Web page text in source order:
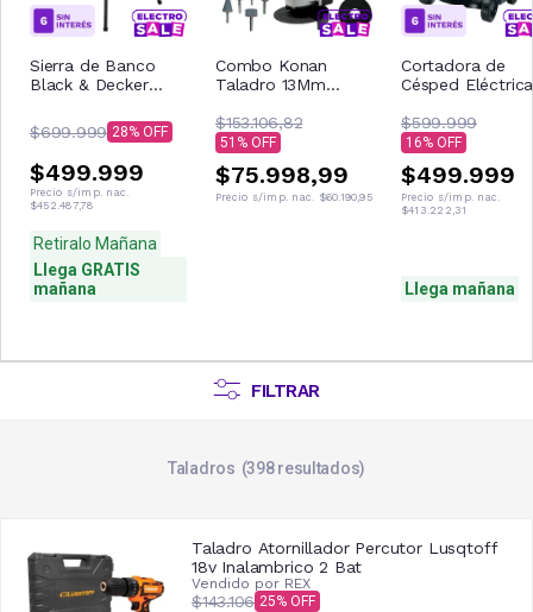
Sierra de Banco
Black & Decker
$699.999 28
$499.999
Precio s/imp. nac.
$452.487,78
Retiralo Mañana
Llega GRATIS
mañana
Combo Konan
Taladro 13Mm
115Mm 720W
$153.106,82
51
$75.998,99
Precio s/imp. nac. $60.190,95
Cortadora de
Césped Eléctrica
Decker GR3850-
$599.999
16
$499.999
Precio s/imp. nac.
$413.222,31
Llega mañana
FILTRAR
Taladros 398resultados
Taladro Atornillador Percutor Lusqtoff
18v Inalambrico 2 Bat
Vendido por REX
$143.106 25